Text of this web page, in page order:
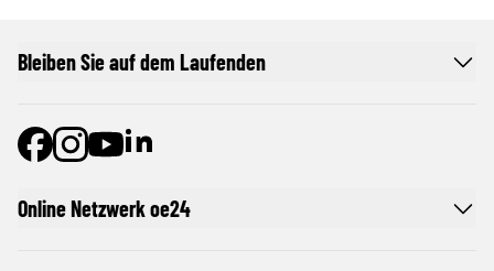
Online Netzwerk oe24
Bleiben Sie auf dem Laufenden